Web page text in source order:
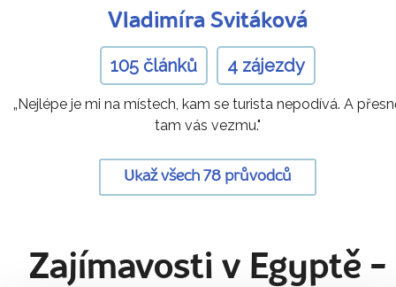
Vladimíra Svitáková
105 článků 4 zájezdy
„Nejlépe je mi na místech, kam se turista nepodívá. A
tam vás vezmu."
Ukaž všech 78 průvodců
Zajímavosti v Egyptě -